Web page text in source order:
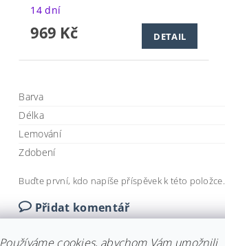
14 dní
969 Kč DETAIL
Barva
Délka
Lemování
Zdobení
Buďte první, kdo napíše příspěvek k této položce.
Přidat komentář
Používáme cookies, abychom Vám umožnili